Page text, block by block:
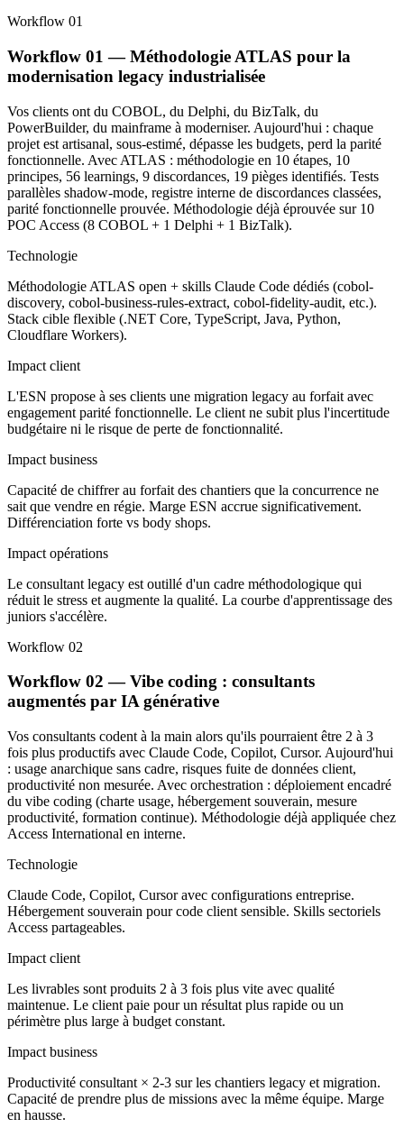
Workflow 01
Workflow 01 — Méthodologie ATLAS pour la
modernisation legacy industrialisée
Vos clients ont du COBOL, du Delphi, du BizTalk, du
PowerBuilder, du mainframe à moderniser. Aujourd'hui : chaque
projet est artisanal, sous-estimé, dépasse les budgets, perd la parité
fonctionnelle. Avec ATLAS : méthodologie en 10 étapes, 10
principes, 56 learnings, 9 discordances, 19 pièges identifiés. Tests
parallèles shadow-mode, registre interne de discordances classées,
parité fonctionnelle prouvée. Méthodologie déjà éprouvée sur 10
POC Access (8 COBOL + 1 Delphi + 1 BizTalk).
Technologie
Méthodologie ATLAS open + skills Claude Code dédiés (cobol-
discovery, cobol-business-rules-extract, cobol-fidelity-audit, etc.).
Stack cible flexible (.NET Core, TypeScript, Java, Python,
Cloudflare Workers).
Impact client
L'ESN propose à ses clients une migration legacy au forfait avec
engagement parité fonctionnelle. Le client ne subit plus l'incertitude
budgétaire ni le risque de perte de fonctionnalité.
Impact business
Capacité de chiffrer au forfait des chantiers que la concurrence ne
sait que vendre en régie. Marge ESN accrue significativement.
Différenciation forte vs body shops.
Impact opérations
Le consultant legacy est outillé d'un cadre méthodologique qui
réduit le stress et augmente la qualité. La courbe d'apprentissage des
juniors s'accélère.
Workflow 02
Workflow 02 — Vibe coding : consultants
augmentés par IA générative
Vos consultants codent à la main alors qu'ils pourraient être 2 à 3
fois plus productifs avec Claude Code, Copilot, Cursor. Aujourd'hui
: usage anarchique sans cadre, risques fuite de données client,
productivité non mesurée. Avec orchestration : déploiement encadré
du vibe coding (charte usage, hébergement souverain, mesure
productivité, formation continue). Méthodologie déjà appliquée chez
Access International en interne.
Technologie
Claude Code, Copilot, Cursor avec configurations entreprise.
Hébergement souverain pour code client sensible. Skills sectoriels
Access partageables.
Impact client
Les livrables sont produits 2 à 3 fois plus vite avec qualité
maintenue. Le client paie pour un résultat plus rapide ou un
périmètre plus large à budget constant.
Impact business
Productivité consultant × 2-3 sur les chantiers legacy et migration.
Capacité de prendre plus de missions avec la même équipe. Marge
en hausse.